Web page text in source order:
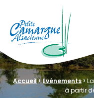
La Petite Camargue
Fil d'Ariane :
Accueil›Evénements›
à partir